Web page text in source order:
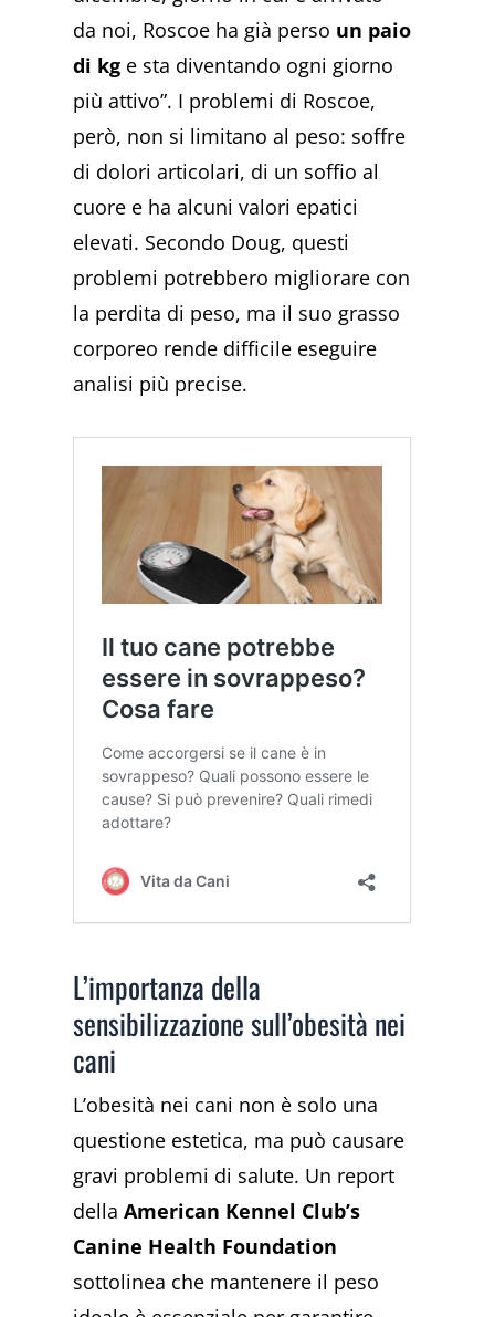
da noi, Roscoe ha già perso un paio
di kg e sta diventando ogni giorno
più attivo”. I problemi di Roscoe,
però, non si limitano al peso: soffre
di dolori articolari, di un soffio al
cuore e ha alcuni valori epatici
elevati. Secondo Doug, questi
problemi potrebbero migliorare con
la perdita di peso, ma il suo grasso
corporeo rende difficile eseguire
analisi più precise.
L’importanza della
sensibilizzazione sull’obesità nei
cani
L’obesità nei cani non è solo una
questione estetica, ma può causare
gravi problemi di salute. Un report
dellaAmerican Kennel Club’s
Canine Health Foundation
sottolinea che mantenere il peso